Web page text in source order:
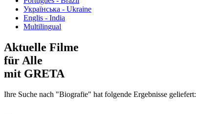
Українська - Ukraine
Englis - India
Multilingual
Aktuelle Filme
für Alle
mit GRETA
Ihre Suche nach "Biografie" hat folgende Ergebnisse geliefert: